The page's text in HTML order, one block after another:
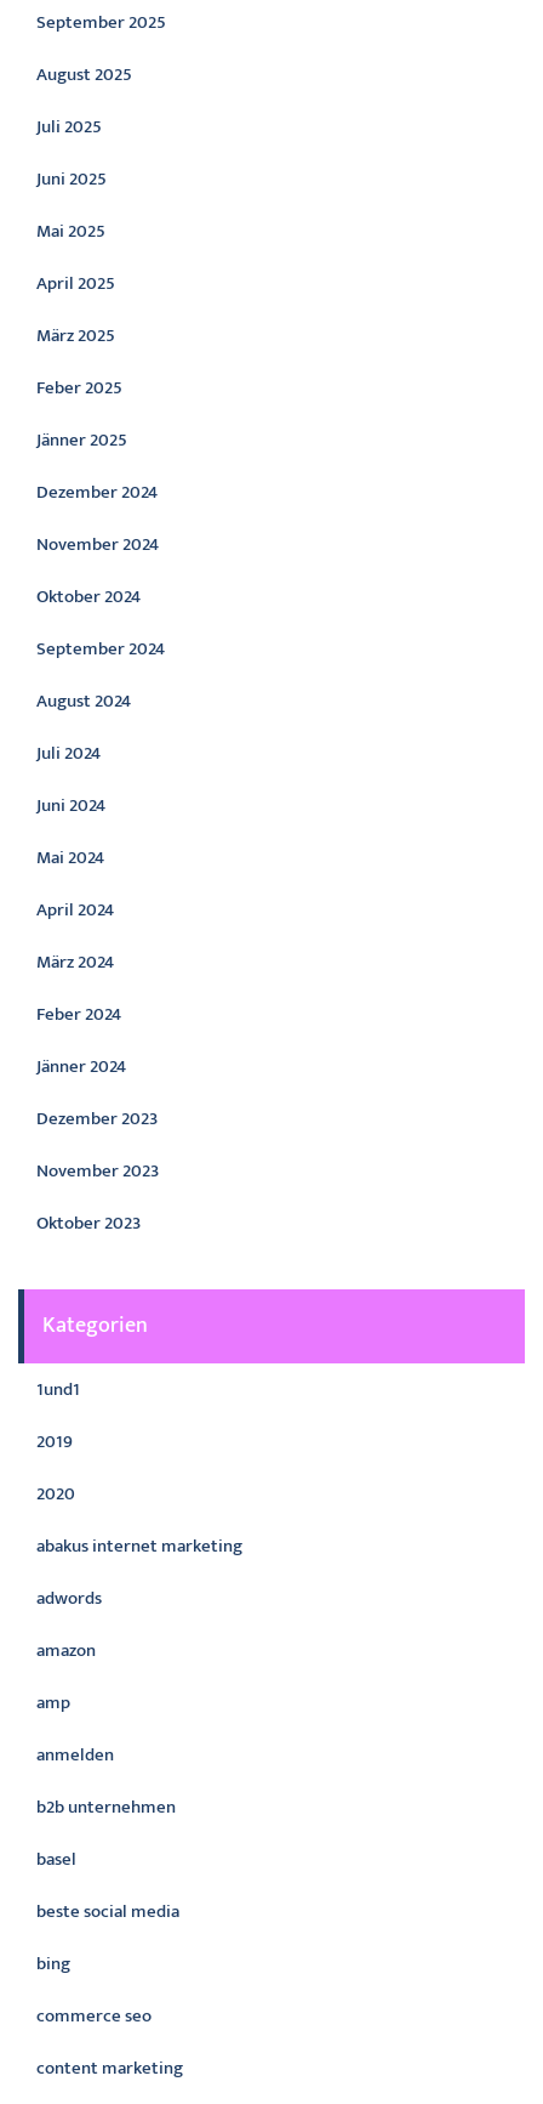
September 2025
August 2025
Juli 2025
Juni 2025
Mai 2025
April 2025
März 2025
Feber 2025
Jänner 2025
Dezember 2024
November 2024
Oktober 2024
September 2024
August 2024
Juli 2024
Juni 2024
Mai 2024
April 2024
März 2024
Feber 2024
Jänner 2024
Dezember 2023
November 2023
Oktober 2023
Kategorien
1und1
2019
2020
abakus internet marketing
adwords
amazon
amp
anmelden
b2b unternehmen
basel
beste social media
bing
commerce seo
content marketing